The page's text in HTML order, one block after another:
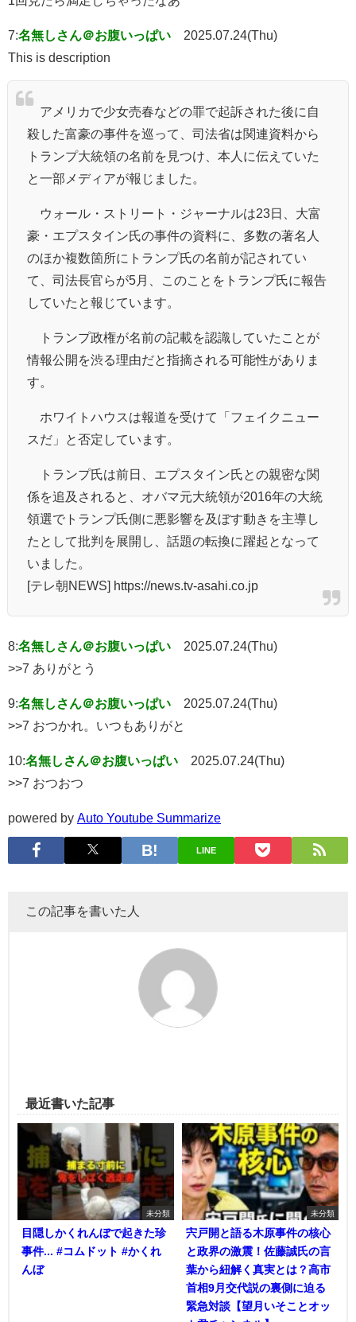
7:名無しさん＠お腹いっぱい
2025.07.24(Thu)
This is description
アメリカで少女売春などの罪で起訴された後に自
殺した富豪の事件を巡って、司法省は関連資料から
トランプ大統領の名前を見つけ、本人に伝えていた
と一部メディアが報じました。
ウォール・ストリート・ジャーナルは23日、大富
豪・エプスタイン氏の事件の資料に、多数の著名人
のほか複数箇所にトランプ氏の名前が記されてい
て、司法長官らが5月、このことをトランプ氏に報告
していたと報じています。
トランプ政権が名前の記載を認識していたことが
情報公開を渋る理由だと指摘される可能性がありま
す。
ホワイトハウスは報道を受けて「フェイクニュー
スだ」と否定しています。
トランプ氏は前日、エプスタイン氏との親密な関
係を追及されると、オバマ元大統領が2016年の大統
領選でトランプ氏側に悪影響を及ぼす動きを主導し
たとして批判を展開し、話題の転換に躍起となって
いました。
[テレ朝NEWS] https://news.tv-asahi.co.jp
8:名無しさん＠お腹いっぱい
2025.07.24(Thu)
>>7 ありがとう
9:名無しさん＠お腹いっぱい
2025.07.24(Thu)
>>7 おつかれ。いつもありがと
10:名無しさん＠お腹いっぱい
2025.07.24(Thu)
>>7 おつおつ
powered by Auto Youtube Summarize
LINE
この記事を書いた人
最近書いた記事
未分類
目隠しかくれんぼで起きた珍
事件... #コムドット #かくれ
んぼ
未分類
宍戸開と語る木原事件の核心
と政界の激震！佐藤誠氏の言
葉から紐解く真実とは？高市
首相9月交代説の裏側に迫る
緊急対談【望月いそことオッ